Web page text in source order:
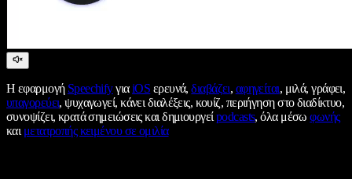
Η εφαρμογή SpeechifyγιαiOS ερευνά,διαβάζει, αφηγείται, μιλά, γράφει,
υπαγορεύει, ψυχαγωγεί, κάνει διαλέξεις, κουίζ, περιήγηση στο διαδίκτυο,
συνοψίζει, κρατά σημειώσεις και δημιουργείpodcasts, όλα μέσωφωνής
καιμετατροπής κειμένου σε ομιλία